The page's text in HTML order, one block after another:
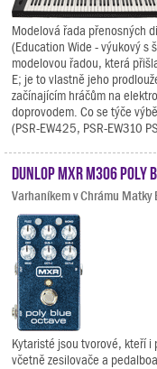
Modelová řada přenosných
(Education Wide - výukový s
modelovou řadou, která
E; je to vlastně jeho
začínajícím hráčům na
doprovodem. Co se týče
(PSR-EW425, PSR-EW310
Dunlop MXR M306 Poly
Varhaníkem v Chrámu Matky
Kytaristé jsou tvorové, kteří i
včetně zesilovače a